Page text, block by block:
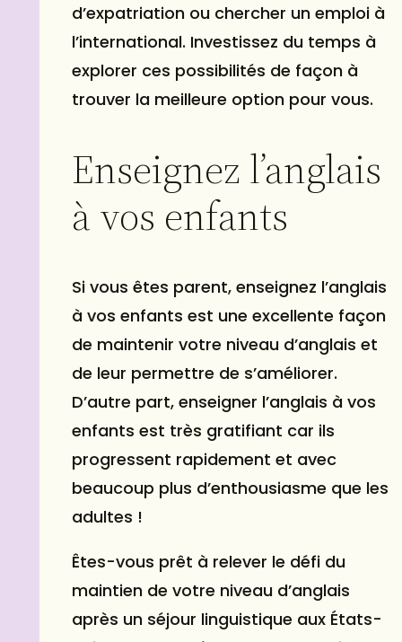
d’expatriation ou chercher un emploi à
l’international. Investissez du temps à
explorer ces possibilités de façon à
trouver la meilleure option pour vous.
Enseignez l’anglais
à vos enfants
Si vous êtes parent, enseignez l’anglais
à vos enfants est une excellente façon
de maintenir votre niveau d’anglais et
de leur permettre de s’améliorer.
D’autre part, enseigner l’anglais à vos
enfants est très gratifiant car ils
progressent rapidement et avec
beaucoup plus d’enthousiasme que les
adultes !
Êtes-vous prêt à relever le défi du
maintien de votre niveau d’anglais
après un séjour linguistique aux États-